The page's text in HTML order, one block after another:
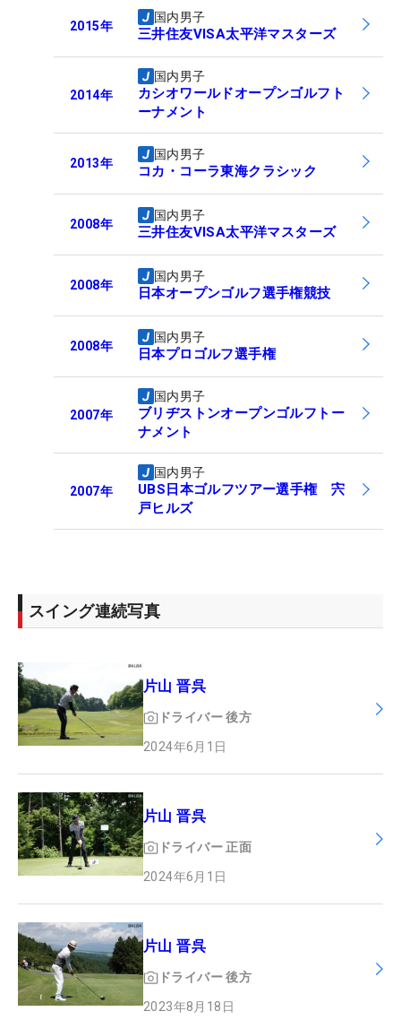
2015年
国内男子
三井住友VISA太平洋マスターズ
2014年
国内男子
カシオワールドオープンゴルフト
ーナメント
2013年
国内男子
コカ・コーラ東海クラシック
2008年
国内男子
三井住友VISA太平洋マスターズ
2008年
国内男子
日本オープンゴルフ選手権競技
2008年
国内男子
日本プロゴルフ選手権
2007年
国内男子
ブリヂストンオープンゴルフトー
ナメント
2007年
国内男子
UBS日本ゴルフツアー選手権 宍
戸ヒルズ
スイング連続写真
片山 晋呉
ドライバー 後方
2024年6月1日
片山 晋呉
ドライバー 正面
2024年6月1日
片山 晋呉
ドライバー 後方
2023年8月18日